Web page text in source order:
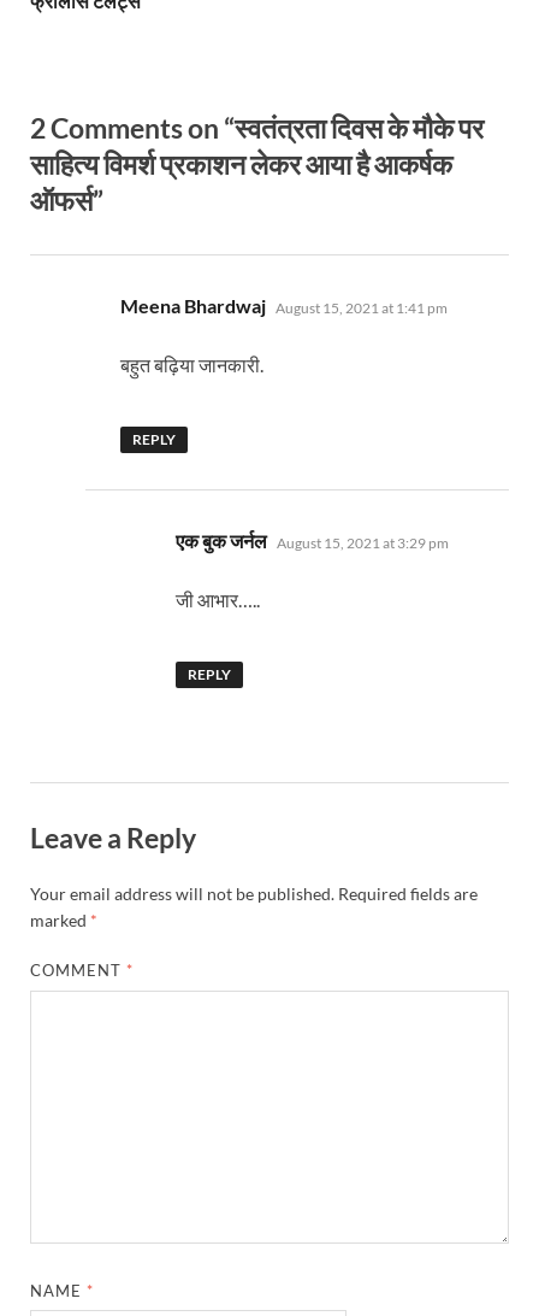
2 Comments on “स्वतंत्रता दिवस के मौके पर
साहित्य विमर्श प्रकाशन लेकर आया है आकर्षक
ऑफर्स”
Meena Bhardwaj says:
August 15, 2021 at 1:41 pm
बहुत बढ़िया जानकारी.
REPLY
एक बुक जर्नल says:
August 15, 2021 at 3:29 pm
जी आभार…..
REPLY
Leave a Reply
Your email address will not be published. Required fields are
marked *
COMMENT *
NAME *